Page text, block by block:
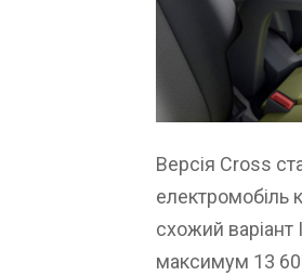
Версія Cross
електромобіль
схожий
максимум 13